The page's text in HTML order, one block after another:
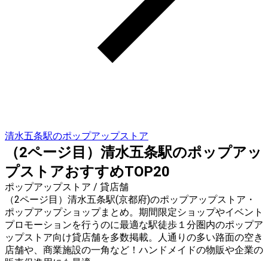
清水五条駅のポップアップストア
（2ページ目）清水五条駅のポップアッ
プストアおすすめTOP20
ポップアップストア / 貸店舗
（2ページ目）清水五条駅(京都府)のポップアップストア・
ポップアップショップまとめ。期間限定ショップやイベント
プロモーションを行うのに最適な駅徒歩１分圏内のポップア
ップストア向け貸店舗を多数掲載。人通りの多い路面の空き
店舗や、商業施設の一角など！ハンドメイドの物販や企業の